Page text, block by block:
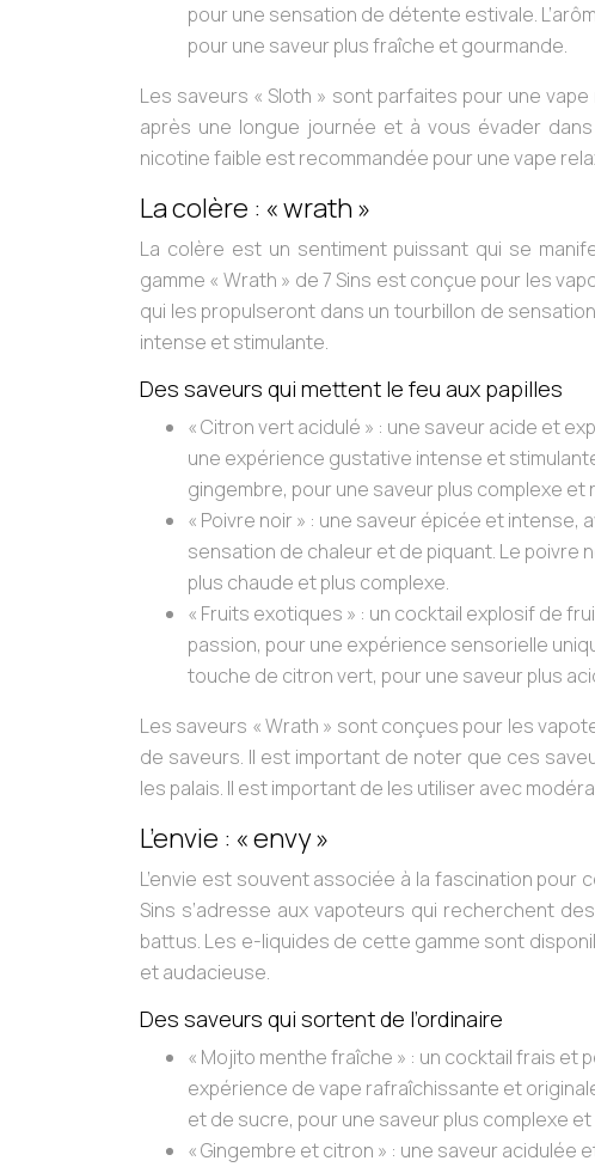
pour une sensation de détente estivale.
pour une saveur plus fraîche et gourmande.
Les saveurs « Sloth » sont parfaites pour une
après une longue journée et à vous évader dans
nicotine faible est recommandée pour une vape
La colère : « wrath »
La colère est un sentiment puissant qui se
gamme « Wrath » de 7 Sins est conçue pour les
qui les propulseront dans un tourbillon de
intense et stimulante.
Des saveurs qui mettent le feu aux papilles
« Citron vert acidulé » : une saveur acide et
une expérience gustative intense et
gingembre, pour une saveur plus complexe et
« Poivre noir » : une saveur épicée et intense,
sensation de chaleur et de piquant. Le poivre
plus chaude et plus complexe.
« Fruits exotiques » : un cocktail explosif de
passion, pour une expérience sensorielle
touche de citron vert, pour une saveur plus
Les saveurs « Wrath » sont conçues pour les
de saveurs. Il est important de noter que ces
les palais. Il est important de les utiliser avec
L’envie : « envy »
L’envie est souvent associée à la fascination pour
Sins s’adresse aux vapoteurs qui recherchent
battus. Les e-liquides de cette gamme sont
et audacieuse.
Des saveurs qui sortent de l’ordinaire
« Mojito menthe fraîche » : un cocktail frais et
expérience de vape rafraîchissante et
et de sucre, pour une saveur plus complexe
« Gingembre et citron » : une saveur acidulée